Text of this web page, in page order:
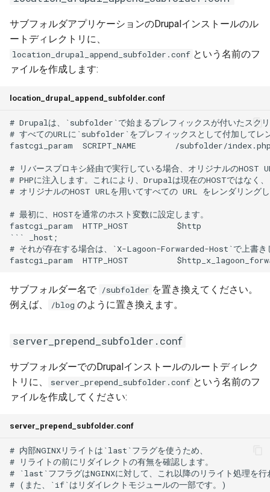
サブフォルダアプリケーションのDrupalインストールのル
ートディレクトリに、
location_drupal_append_subfolder.conf という名前のフ
ァイルを作成します:
location_drupal_append_subfolder.conf
サブフォルダー名で /subfolder を置き換えてください。
例えば、
/blog のように置き換えます。
server_prepend_subfolder.conf
サブフォルダーでのDrupalインストールのルートディレク
トリに、
server_prepend_subfolder.conf という名前のフ
ァイルを作成してください:
server_prepend_subfolder.conf